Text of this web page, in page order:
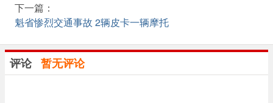
下一篇：
魁省惨烈交通事故 2辆皮卡一辆摩托
评论 暂无评论